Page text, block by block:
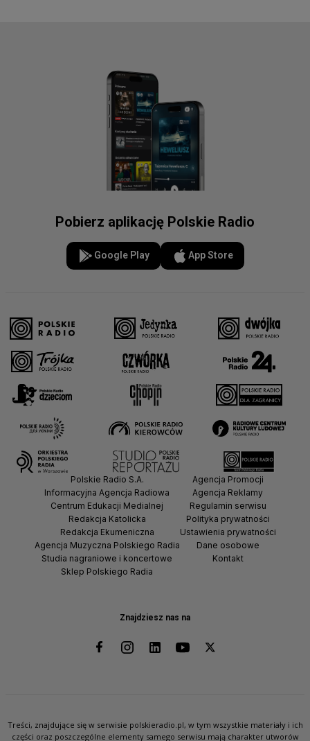
Pobierz aplikację Polskie Radio
Google Play App Store
Znajdziesz nas na
Polskie Radio S.A.
Informacyjna Agencja Radiowa
Centrum Edukacji Medialnej
Redakcja Katolicka
Redakcja Ekumeniczna
Agencja Muzyczna Polskiego Radia
Studia nagraniowe i koncertowe
Sklep Polskiego Radia
Agencja Promocji
Agencja Reklamy
Regulamin serwisu
Polityka prywatności
Ustawienia prywatności
Dane osobowe
Kontakt
Treści, znajdujące się w serwisie polskieradio.pl, w tym wszystkie materiały i ich
części oraz poszczególne elementy samego serwisu mają charakter utworów